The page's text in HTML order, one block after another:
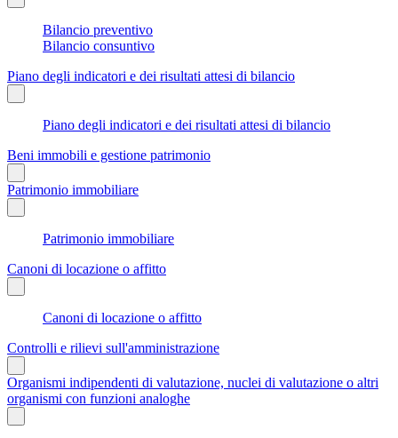
Bilancio preventivo
Bilancio consuntivo
Piano degli indicatori e dei risultati attesi di bilancio
Piano degli indicatori e dei risultati attesi di bilancio
Beni immobili e gestione patrimonio
Patrimonio immobiliare
Patrimonio immobiliare
Canoni di locazione o affitto
Canoni di locazione o affitto
Controlli e rilievi sull'amministrazione
Organismi indipendenti di valutazione, nuclei di valutazione o altri
organismi con funzioni analoghe